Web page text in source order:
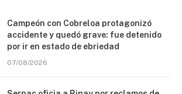
Campeón con Cobreloa protagonizó
accidente y quedó grave: fue detenido
por ir en estado de ebriedad
07/08/2026